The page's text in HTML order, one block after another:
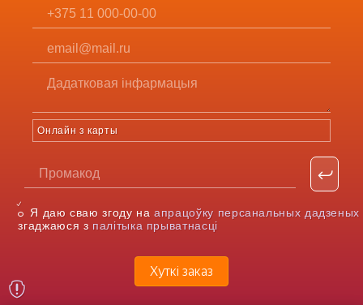
Онлайн з карты
Я даю сваю згоду наапрацоўку персанальных дадзеных
згаджаюся з палітыка прыватнасці
Хуткі заказ